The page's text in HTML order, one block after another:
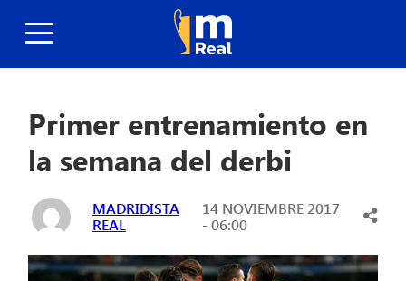
Primer entrenamiento en
la semana del derbi
MADRIDISTA
REAL
14 NOVIEMBRE 2017
- 06:00